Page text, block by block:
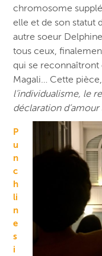
chromosome
elle et de son statut
autre soeur
tous ceux,
qui se reconnaîtront
Magali… Cette pièce,
l’individualisme, le
déclaration
P
u
n
c
h
li
n
e
s
i